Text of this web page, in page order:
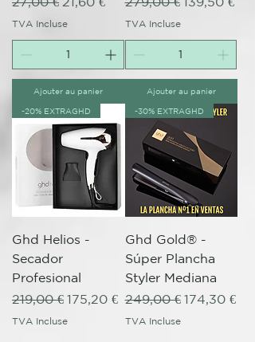
TVA Incluse
Ajouter au panier
TVA Incluse
Ajouter au panier
-20% EXTRAGHD
Ghd Helios -
Secador
Profesional
Prix original
219,00 € Prix promotionnel
175,20 €
TVA Incluse
-30% EXTRAGHD
Ghd Gold® -
Súper Plancha
Styler Mediana
Prix original
249,00 € Prix
174,30 €
TVA Incluse